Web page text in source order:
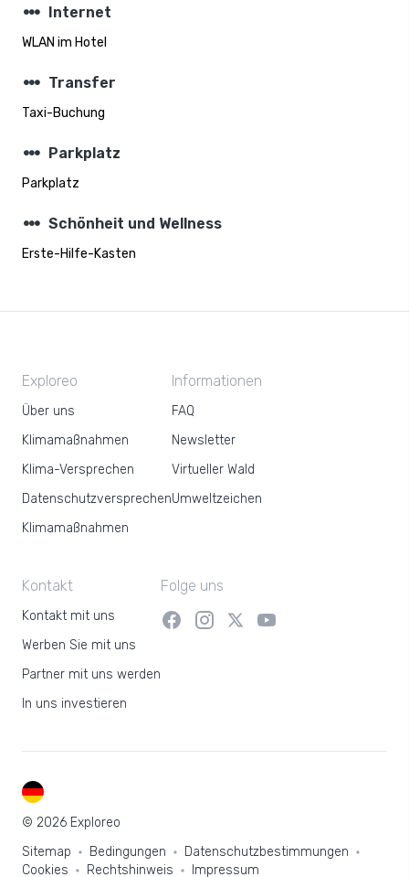
steppers Internet
WLAN im Hotel
steppers Transfer
Taxi-Buchung
steppers Parkplatz
Parkplatz
steppers Schönheit und Wellness
Erste-Hilfe-Kasten
Exploreo
Über uns
Klimamaßnahmen
Klima-Versprechen
Datenschutzversprechen
Klimamaßnahmen
Informationen
FAQ
Newsletter
Virtueller Wald
Umweltzeichen
Kontakt
Kontakt mit uns
Werben Sie mit uns
Partner mit uns werden
In uns investieren
Folge uns
© 2026 Exploreo
Sitemap
Bedingungen
Datenschutzbestimmungen
Cookies
Rechtshinweis Impressum